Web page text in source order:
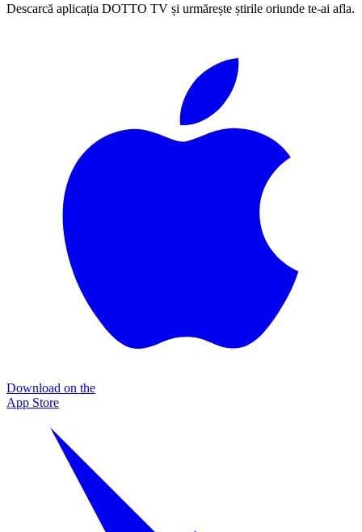
Descarcă aplicația DOTTO TV și urmărește știrile oriunde te-ai afla.
Download on the
App Store